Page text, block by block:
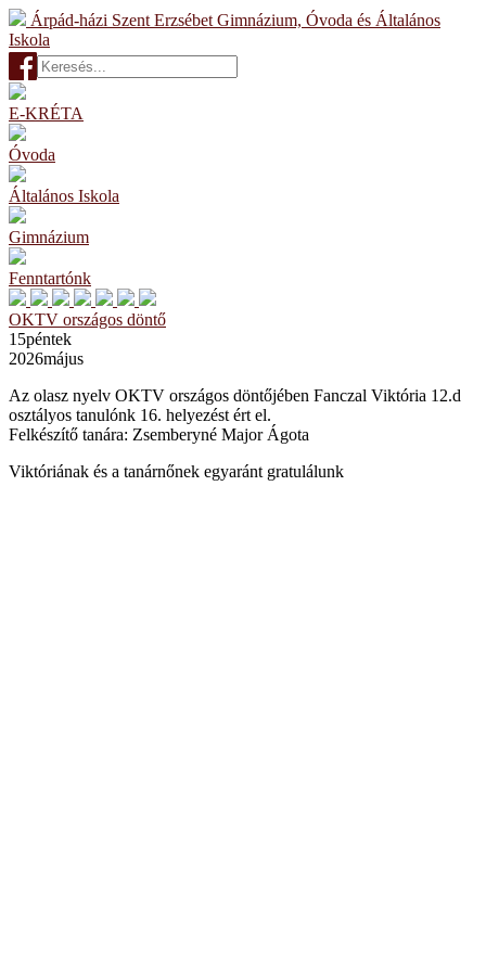
Árpád-házi Szent Erzsébet Gimnázium, Óvoda és Általános
Iskola
E-KRÉTA
Óvoda
Általános Iskola
Gimnázium
Fenntartónk
OKTV országos döntő
15péntek
2026május
Az olasz nyelv OKTV országos döntőjében Fanczal Viktória 12.d
osztályos tanulónk 16. helyezést ért el.
Felkészítő tanára: Zsemberyné Major Ágota
Viktóriának és a tanárnőnek egyaránt gratulálunk